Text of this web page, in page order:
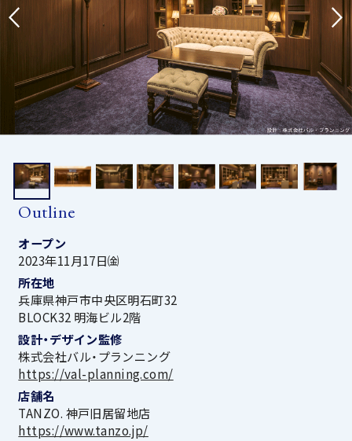
Outline
オープン
2023年11月17日㈮
所在地
兵庫県神戸市中央区明石町32
BLOCK32 明海ビル2階
設計・デザイン監修
株式会社バル・プランニング
https://val-planning.com/
店舗名
TANZO. 神戸旧居留地店
https://www.tanzo.jp/